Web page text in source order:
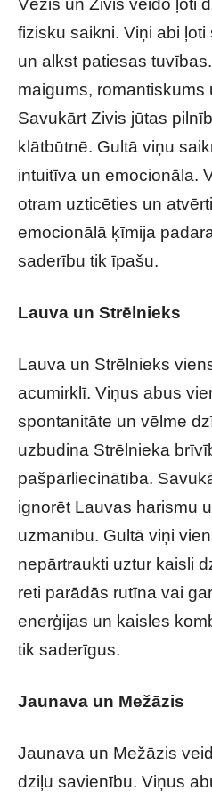
Vēzis un Zivis veido ļoti
fizisku saikni. Viņi abi
un alkst patiesas
maigums, romantiskums
Savukārt Zivis jūtas
klātbūtnē. Gultā viņu
intuitīva un emocionāla.
otram uzticēties un
emocionālā ķīmija
saderību tik īpašu.
Lauva un Strēlnieks
Lauva un Strēlnieks
acumirklī. Viņus abus
spontanitāte un vēlme
uzbudina Strēlnieka
pašpārliecinātība.
ignorēt Lauvas harismu
uzmanību. Gultā viņi
nepārtraukti uztur kaisli
reti parādās rutīna vai
enerģijas un kaisles
tik saderīgus.
Jaunava un Mežāzis
Jaunava un Mežāzis
dziļu savienību. Viņus